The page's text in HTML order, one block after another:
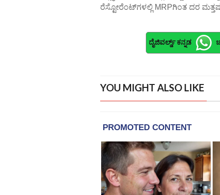
ರೆಸ್ಟೋರೆಂಟ್‌ಗಳಲ್ಲಿ MRPಗಿಂತ ದರ
ದೈಜಿವರ್ಲ್ಡ್ ಕನ್ನಡ
YOU MIGHT ALSO LIKE